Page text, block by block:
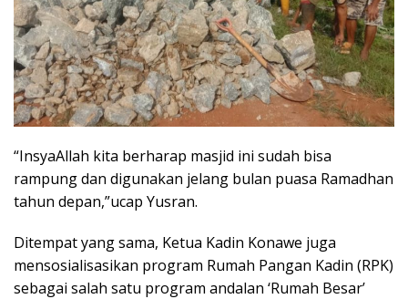
“InsyaAllah kita berharap masjid ini sudah bisa
rampung dan digunakan jelang bulan puasa Ramadhan
tahun depan,”ucap Yusran.
Ditempat yang sama, Ketua Kadin Konawe juga
mensosialisasikan program Rumah Pangan Kadin (RPK)
sebagai salah satu program andalan ‘Rumah Besar’